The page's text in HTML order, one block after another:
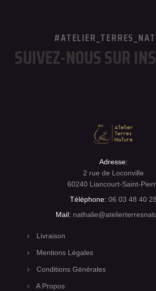
SUIVEZ-NOUS SUR
Adresse:
2 rue de Loconville
60240 Liancourt-Saint-
Téléphone: 06 03 48 40 28
Mail:
Livraison
Mentions Légales
Conditions Générales
A Propos